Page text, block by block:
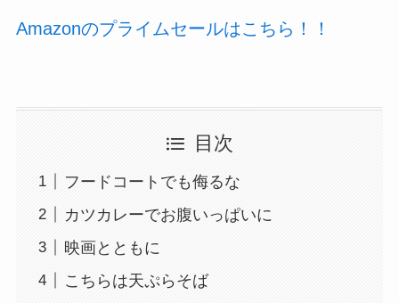
Amazonのプライムセールはこちら！！
目次
フードコートでも侮るな
カツカレーでお腹いっぱいに
映画とともに
こちらは天ぷらそば